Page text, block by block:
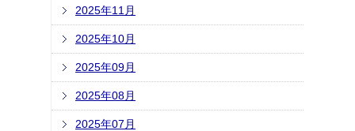
2025年11月
2025年10月
2025年09月
2025年08月
2025年07月